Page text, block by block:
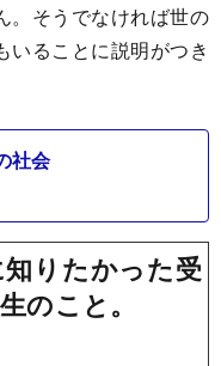
。そうでなければ世の
いることに説明がつき
社会
りたかった受
のこと。